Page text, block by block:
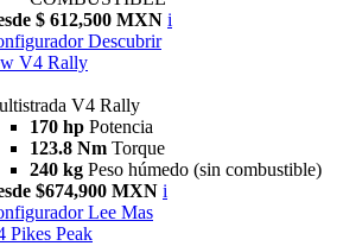
$ 612,500 MXN i
Descubrir
V4 Rally
V4 Rally
170 hp Potencia
123.8 Nm Torque
240 kg Peso húmedo (sin combustible)
$674,900 MXN i
Lee Mas
Pikes Peak